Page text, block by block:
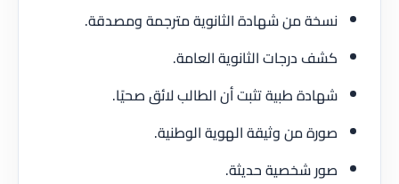
نسخة من شهادة الثانوية مترجمة ومصدقة.
كشف درجات الثانوية العامة.
شهادة طبية تثبت أن الطالب لائق صحيًا.
صورة من وثيقة الهوية الوطنية.
صور شخصية حديثة.